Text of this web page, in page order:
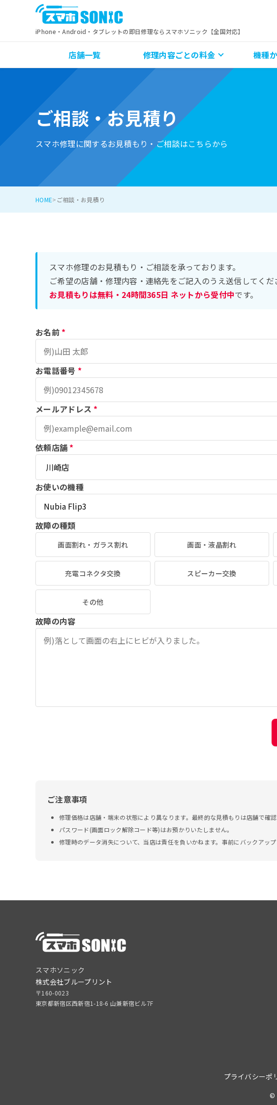
iPhone・Android・タブレットの即日修理ならスマホソニック【全国対応】
店舗一覧 修理内容ごとの料金 機種
ご相談・お見積り
スマホ修理に関するお見積もり・ご相談はこちらから
HOME ご相談・お見積り
スマホ修理のお見積もり・ご相談を承っております。
ご希望の店舗・修理内容・連絡先をご記入のうえ送信してくだ
お見積もりは無料・24時間365日 ネットから受付中です。
お名前 *
お電話番号 *
メールアドレス *
依頼店舗 *
お使いの機種
故障の種類
画面割れ・ガラス割れ 画面・液晶割れ
充電コネクタ交換 スピーカー交換
その他
故障の内容
ご注意事項
修理価格は店舗・端末の状態により異なります。最終的な見積もりは店舗で確認
パスワード(画面ロック解除コード等)はお預かりいたしません。
修理時のデータ消失について、当店は責任を負いかねます。事前にバックアップ
スマホソニック
株式会社ブループリント
〒160-0023
東京都新宿区西新宿1-18-6 山兼新宿ビル7F
プライバシーポ
©